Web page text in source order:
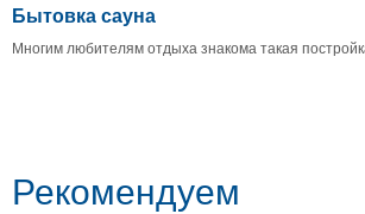
Бытовка сауна
Многим любителям отдыха знакома такая
Рекомендуем